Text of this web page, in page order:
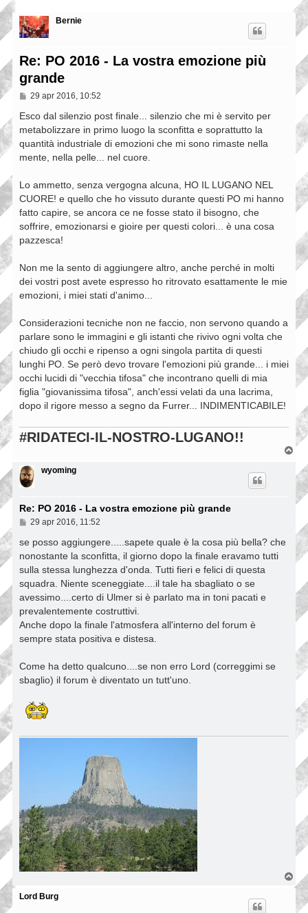
Bernie
Re: PO 2016 - La vostra emozione più
grande
M
s
a
g
i
29 apr 2016, 10:52
Esco dal silenzio post finale... silenzio che mi è servito per
metabolizzare in primo luogo la sconfitta e soprattutto la
quantità industriale di emozioni che mi sono rimaste nella
mente, nella pelle... nel cuore.
Lo ammetto, senza vergogna alcuna, HO IL LUGANO NEL
CUORE! e quello che ho vissuto durante questi PO mi hanno
fatto capire, se ancora ce ne fosse stato il bisogno, che
soffrire, emozionarsi e gioire per questi colori... è una cosa
pazzesca!
Non me la sento di aggiungere altro, anche perché in molti
dei vostri post avete espresso ho ritrovato esattamente le mie
emozioni, i miei stati d'animo...
Considerazioni tecniche non ne faccio, non servono quando a
parlare sono le immagini e gli istanti che rivivo ogni volta che
chiudo gli occhi e ripenso a ogni singola partita di questi
lunghi PO. Se però devo trovare l'emozioni più grande... i miei
occhi lucidi di "vecchia tifosa" che incontrano quelli di mia
figlia "giovanissima tifosa", anch'essi velati da una lacrima,
dopo il rigore messo a segno da Furrer... INDIMENTICABILE!
#RIDATECI-IL-NOSTRO-LUGANO!!
T
wyoming
Re: PO 2016 - La vostra emozione più grande
M
s
a
g
i
o
29 apr 2016, 11:52
se posso aggiungere.....sapete quale è la cosa più bella? che
nonostante la sconfitta, il giorno dopo la finale eravamo tutti
sulla stessa lunghezza d'onda. Tutti fieri e felici di questa
squadra. Niente sceneggiate....il tale ha sbagliato o se
avessimo....certo di Ulmer si è parlato ma in toni pacati e
prevalentemente costruttivi.
Anche dopo la finale l'atmosfera all'interno del forum è
sempre stata positiva e distesa.
Come ha detto qualcuno....se non erro Lord (correggimi se
sbaglio) il forum è diventato un tutt'uno.
o
Lord Burg